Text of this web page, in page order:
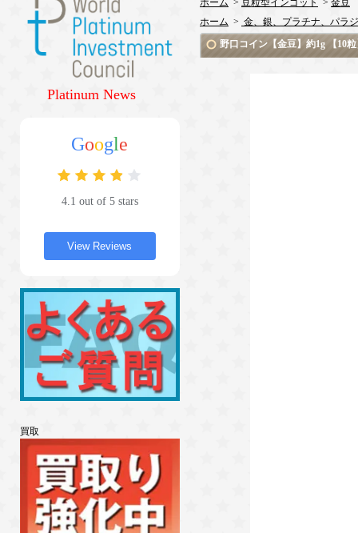
Platinum News
Google
4.1 out of 5 stars
View Reviews
買取
ホーム > 豆粒型インゴット > 金豆
ホーム > 金、銀、プラチナ、パラ
野口コイン【金豆】約1g 【10